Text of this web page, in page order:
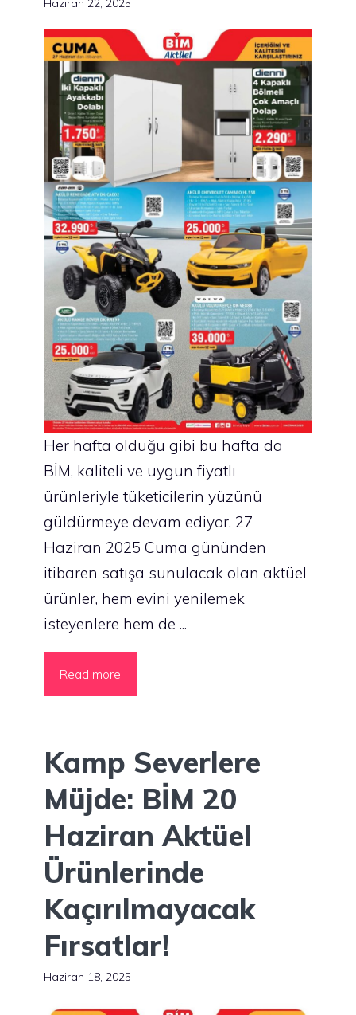
Her hafta olduğu gibi bu hafta da
BİM, kaliteli ve uygun fiyatlı
ürünleriyle tüketicilerin yüzünü
güldürmeye devam ediyor. 27
Haziran 2025 Cuma gününden
itibaren satışa sunulacak olan aktüel
ürünler, hem evini yenilemek
isteyenlere hem de ...
Read more
Kamp Severlere
Müjde: BİM 20
Haziran Aktüel
Ürünlerinde
Kaçırılmayacak
Fırsatlar!
Haziran 18, 2025